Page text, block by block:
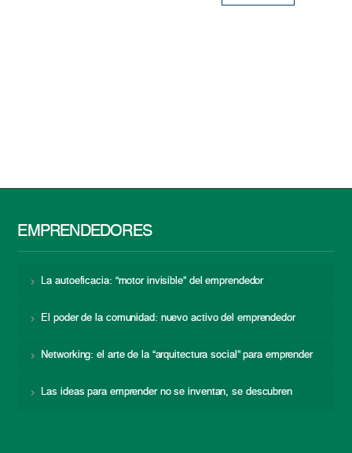
EMPRENDEDORES
La autoeficacia: “motor invisible” del emprendedor
El poder de la comunidad: nuevo activo del emprendedor
Networking: el arte de la “arquitectura social” para emprender
Las ideas para emprender no se inventan, se descubren